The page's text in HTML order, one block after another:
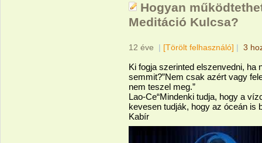
Hogyan
Meditáció Kulcsa?
12 éve | [Törölt felhasználó] | 3
Ki fogja szerinted elszenvedni, ha
semmit?”Nem csak azért vagy
nem teszel meg.”
Lao-Ce“Mindenki tudja, hogy a
kevesen tudják, hogy az óceán is
Kabír